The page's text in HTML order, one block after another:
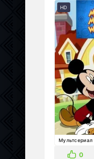
HD
Мультсериал
0